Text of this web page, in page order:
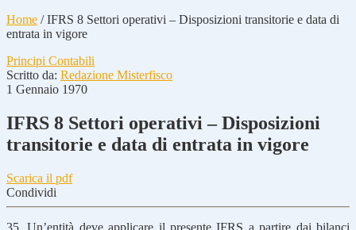
Home /IFRS 8 Settori operativi – Disposizioni transitorie e data di
entrata in vigore
Principi Contabili
Scritto da: Redazione Misterfisco
1 Gennaio 1970
IFRS 8 Settori operativi – Disposizioni
transitorie e data di entrata in vigore
Scarica il pdf
Condividi
35. Un’entità deve applicare il presente IFRS a partire dai bilanci